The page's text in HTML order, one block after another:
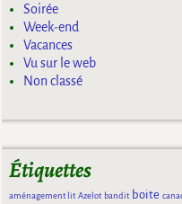
Soirée
Week-end
Vacances
Vu sur le web
Non classé
Étiquettes
aménagement lit Azelot bandit boite